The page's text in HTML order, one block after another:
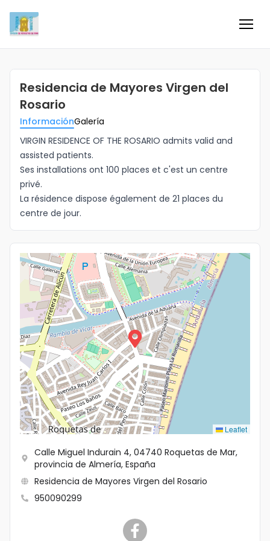
Información
Negocios
Colaboradores
Blog
Eventos
Ofertas e ideas para disfrutar
Idioma
Residencia de Mayores Virgen del
Rosario
InformaciónGalería
VIRGIN RESIDENCE OF THE ROSARIO admits valid and
assisted patients.
Ses installations ont 100 places et c'est un centre
privé.
La résidence dispose également de 21 places du
centre de jour.
Leaflet
Calle Miguel Indurain 4, 04740 Roquetas de Mar,
provincia de Almería, España
Residencia de Mayores Virgen del Rosario
950090299